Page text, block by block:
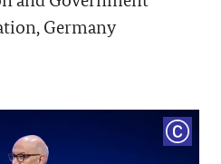
Germany